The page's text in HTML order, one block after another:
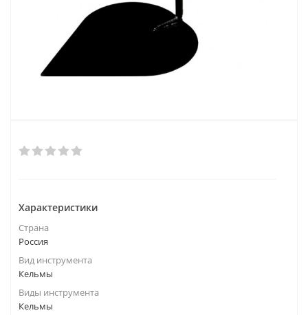
Характеристики
Страна
Россия
Вид инструмента
Кельмы
Виды инструмента
Кельмы